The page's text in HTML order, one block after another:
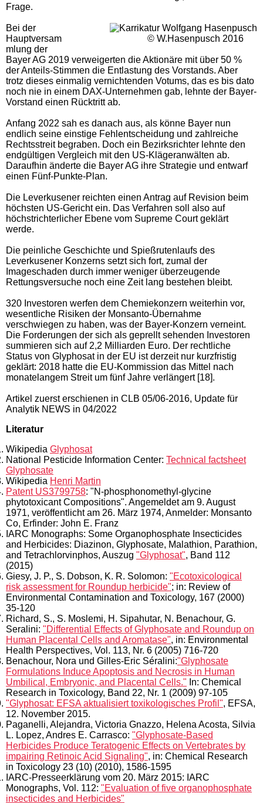
Frage.
© W.Hasenpusch 2016
Bei der
Hauptversam
mlung der
Bayer AG 2019 verweigerten die Aktionäre mit über 50 %
der Anteils-Stimmen die Entlastung des Vorstands. Aber
trotz dieses einmalig vernichtenden Votums, das es bis dato
noch nie in einem DAX-Unternehmen gab, lehnte der Bayer-
Vorstand einen Rücktritt ab.
Anfang 2022 sah es danach aus, als könne Bayer nun
endlich seine einstige Fehlentscheidung und zahlreiche
Rechtsstreit begraben. Doch ein Bezirksrichter lehnte den
endgültigen Vergleich mit den US-Klägeranwälten ab.
Daraufhin änderte die Bayer AG ihre Strategie und entwarf
einen Fünf-Punkte-Plan.
Die Leverkusener reichten einen Antrag auf Revision beim
höchsten US-Gericht ein. Das Verfahren soll also auf
höchstrichterlicher Ebene vom Supreme Court geklärt
werde.
Die peinliche Geschichte und Spießrutenlaufs des
Leverkusener Konzerns setzt sich fort, zumal der
Imageschaden durch immer weniger überzeugende
Rettungsversuche noch eine Zeit lang bestehen bleibt.
320 Investoren werfen dem Chemiekonzern weiterhin vor,
wesentliche Risiken der Monsanto-Übernahme
verschwiegen zu haben, was der Bayer-Konzern verneint.
Die Forderungen der sich als geprellt sehenden Investoren
summieren sich auf 2,2 Milliarden Euro. Der rechtliche
Status von Glyphosat in der EU ist derzeit nur kurzfristig
geklärt: 2018 hatte die EU-Kommission das Mittel nach
monatelangem Streit um fünf Jahre verlängert [18].
Artikel zuerst erschienen in CLB 05/06-2016, Update für
Analytik NEWS in 04/2022
Literatur
Wikipedia Glyphosat
National Pesticide Information Center: Technical factsheet
Glyphosate
Wikipedia Henri Martin
Patent US3799758: "N-phosphonomethyl-glycine
phytotoxicant Compositions". Angemeldet am 9. August
1971, veröffentlicht am 26. März 1974, Anmelder: Monsanto
Co, Erfinder: John E. Franz
IARC Monographs: Some Organophosphate Insecticides
and Herbicides: Diazinon, Glyphosate, Malathion, Parathion,
and Tetrachlorvinphos, Auszug "Glyphosat", Band 112
(2015)
Giesy, J. P., S. Dobson, K. R. Solomon: "Ecotoxicological
risk assessment for Roundup herbicide"; in: Review of
Environmental Contamination and Toxicology, 167 (2000)
35-120
Richard, S., S. Moslemi, H. Sipahutar, N. Benachour, G.
Seralini: "Differential Effects of Glyphosate and Roundup on
Human Placental Cells and Aromatase", in: Environmental
Health Perspectives, Vol. 113, Nr. 6 (2005) 716-720
Benachour, Nora und Gilles-Eric Séralini:"Glyphosate
Formulations Induce Apoptosis and Necrosis in Human
Umbilical, Embryonic, and Placental Cells." In: Chemical
Research in Toxicology, Band 22, Nr. 1 (2009) 97-105
"Glyphosat: EFSA aktualisiert toxikologisches Profil", EFSA,
12. November 2015.
Paganelli, Alejandra, Victoria Gnazzo, Helena Acosta, Silvia
L. Lopez, Andres E. Carrasco: "Glyphosate-Based
Herbicides Produce Teratogenic Effects on Vertebrates by
impairing Retinoic Acid Signaling", in: Chemical Research
in Toxicology 23 (10) (2010), 1586-1595
IARC-Presseerklärung vom 20. März 2015: IARC
Monographs, Vol. 112: "Evaluation of five organophosphate
insecticides and Herbicides"